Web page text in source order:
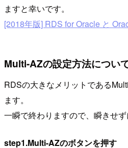
ますと幸いです。
[2018年版] RDS for Oracle と
Multi-AZの設定方法につい
RDSの大きなメリットである
ます。
一瞬で終わりますので、瞬きせず
step1.Multi-AZのボタンを押す